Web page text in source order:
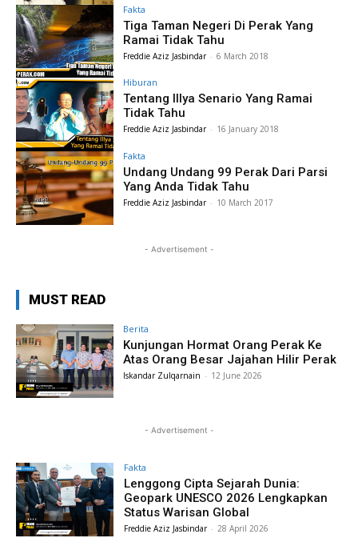
Fakta
Tiga Taman Negeri Di Perak Yang
Ramai Tidak Tahu
Freddie Aziz Jasbindar - 6 March 2018
Hiburan
Tentang Illya Senario Yang Ramai
Tidak Tahu
Freddie Aziz Jasbindar - 16 January 2018
Fakta
Undang Undang 99 Perak Dari Parsi
Yang Anda Tidak Tahu
Freddie Aziz Jasbindar - 10 March 2017
- Advertisement -
MUST READ
Berita
Kunjungan Hormat Orang Perak Ke
Atas Orang Besar Jajahan Hilir Perak
Iskandar Zulqarnain - 12 June 2026
- Advertisement -
Fakta
Lenggong Cipta Sejarah Dunia:
Geopark UNESCO 2026 Lengkapkan
Status Warisan Global
Freddie Aziz Jasbindar - 28 April 2026